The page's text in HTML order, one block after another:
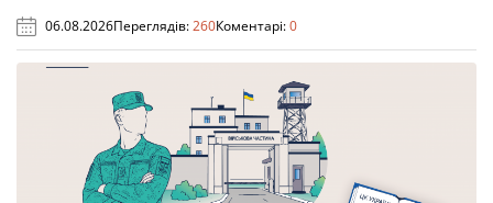
06.08.2026Переглядів:260Коментарі:0